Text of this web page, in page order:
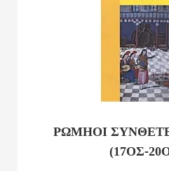
ΡΩΜΗΟΙ
(17ΟΣ-